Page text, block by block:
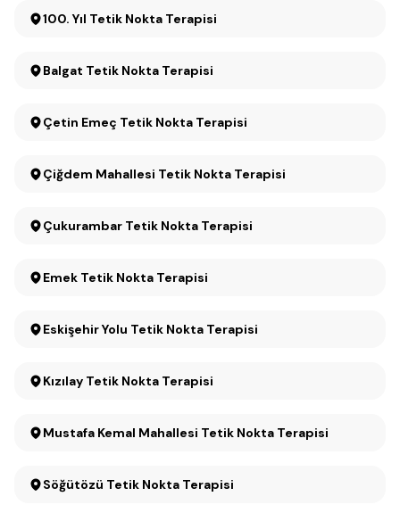
100. Yıl Tetik Nokta Terapisi
Balgat Tetik Nokta Terapisi
Çetin Emeç Tetik Nokta Terapisi
Çiğdem Mahallesi Tetik Nokta Terapisi
Çukurambar Tetik Nokta Terapisi
Emek Tetik Nokta Terapisi
Eskişehir Yolu Tetik Nokta Terapisi
Kızılay Tetik Nokta Terapisi
Mustafa Kemal Mahallesi Tetik Nokta Terapisi
Söğütözü Tetik Nokta Terapisi